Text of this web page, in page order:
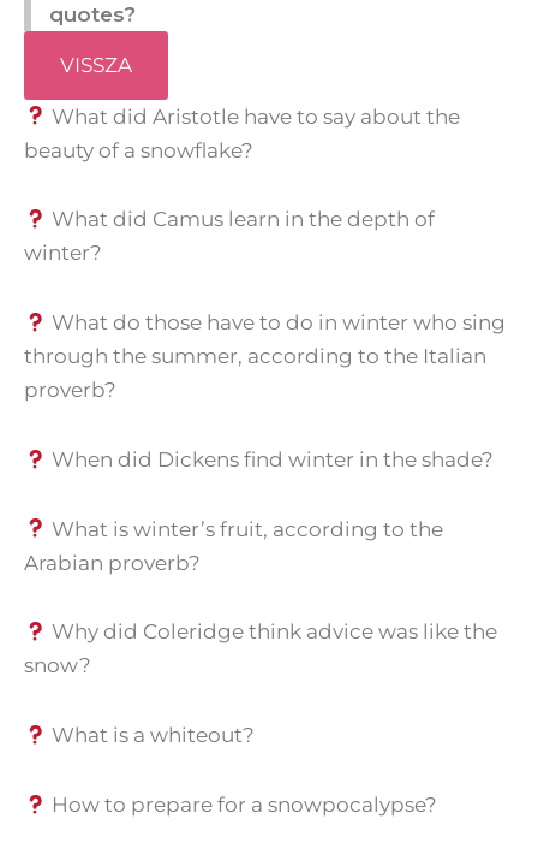
quotes?
VISSZA
What did Aristotle have to say about the
beauty of a snowflake?
What did Camus learn in the depth of
winter?
What do those have to do in winter who sing
through the summer, according to the Italian
proverb?
When did Dickens find winter in the shade?
What is winter’s fruit, according to the
Arabian proverb?
Why did Coleridge think advice was like the
snow?
What is a whiteout?
How to prepare for a snowpocalypse?